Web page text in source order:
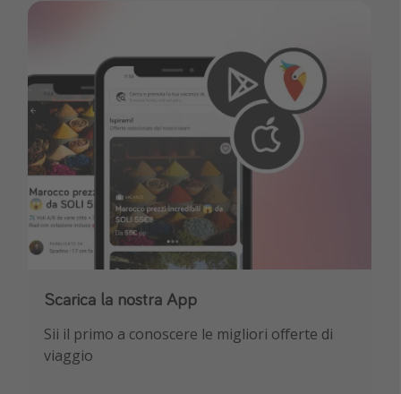
Seguici su WhatsApp
Non perderti notizie e consigli sui viaggi,
sconti esclusivi e le migliori offerte per le tue
Scarica la nostra App
Sii il primo a conoscere le migliori offerte di
viaggio